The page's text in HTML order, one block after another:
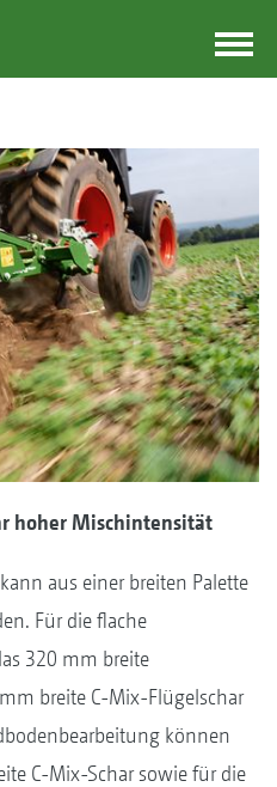
hoher Mischintensität
aus einer breiten Palette
Für die flache
320 mm breite
breite C-Mix-Flügelschar
können
C-Mix-Schar sowie für die